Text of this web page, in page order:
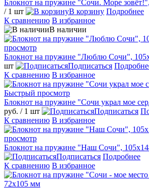
Блокнот на пружине "Сочи. Море
/ 1 шт
В корзину Подробнее
К сравнению В избранное
В наличии
просмотр
Блокнот на пружине "Люблю Сочи",
шт
Подписаться
К сравнению В избранное
Быстрый просмотр
Блокнот на пружине "Сочи украл мое
руб. / 1 шт Подписаться
К сравнению В избранное
просмотр
Блокнот на пружине "Наш Сочи",
Подписаться Подробнее
К сравнению В избранное